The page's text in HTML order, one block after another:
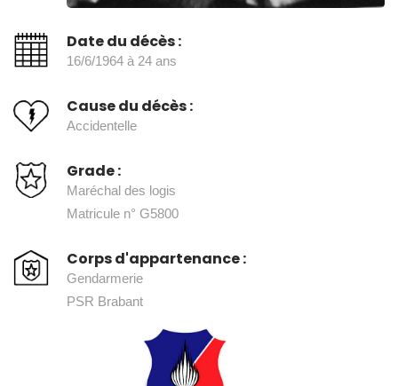
Date du décès :
16/6/1964 à 24 ans
Cause du décès :
Accidentelle
Grade :
Maréchal des logis
Matricule n° G5800
Corps d'appartenance :
Gendarmerie
PSR Brabant